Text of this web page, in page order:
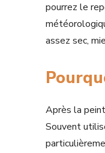
pourrez le
assez sec,
Après la
Souvent